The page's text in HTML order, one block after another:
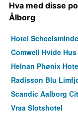
Hva med disse
Ålborg
Hotel Scheelsminde
Comwell Hvide
Helnan Phønix
Radisson Blu
Scandic Aalborg
Vraa Slotshotel